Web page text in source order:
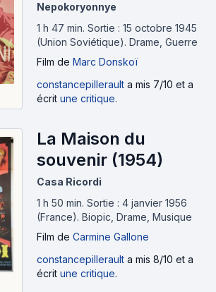
Nepokoryonnye
1 h 47 min. Sortie : 15 octobre 1945
(Union Soviétique). Drame, Guerre
Film de Marc Donskoï
constancepillerault a mis 7/10 et a
écrit une critique.
La Maison du
souvenir (1954)
Casa Ricordi
1 h 50 min. Sortie : 4 janvier 1956
(France). Biopic, Drame, Musique
Film de Carmine Gallone
constancepillerault a mis 8/10 et a
écrit une critique.